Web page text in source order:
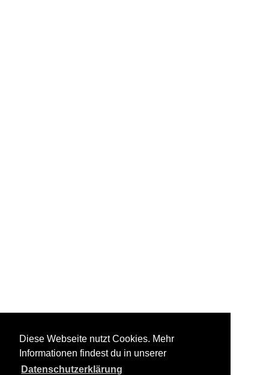
Diese Webseite nutzt Cookies. Mehr
Informationen findest du in unserer
Datenschutzerklärung